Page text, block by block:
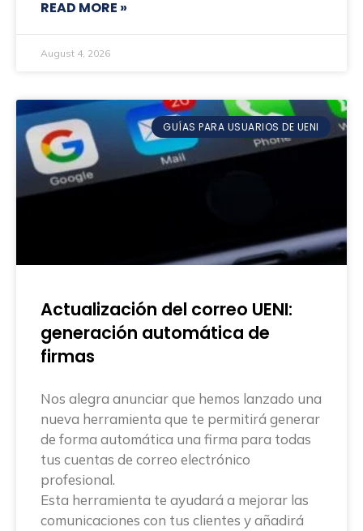
READ MORE »
August 4, 2026
GUÍAS PARA USUARIOS DE UENI
Actualización del correo UENI:
generación automática de
firmas
Nos alegra anunciar que hemos lanzado una
nueva herramienta que te permitirá generar
de forma automática una firma para todas
tus cuentas de correo electrónico
profesional.
Esta herramienta te ayudará a mejorar las
comunicaciones con tus clientes y añadirá